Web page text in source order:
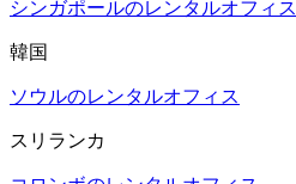
シンガポールのレンタルオフィス
韓国
ソウルのレンタルオフィス
スリランカ